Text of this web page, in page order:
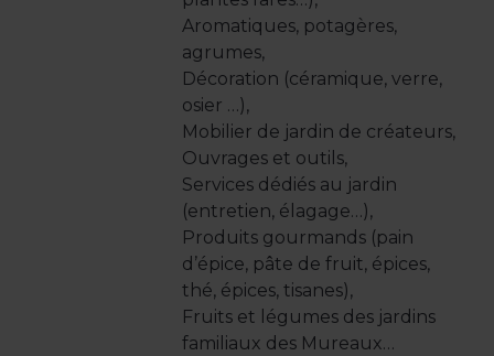
Aromatiques, potagères,
agrumes,
Décoration (céramique, verre,
osier …),
Mobilier de jardin de créateurs,
Ouvrages et outils,
Services dédiés au jardin
(entretien, élagage…),
Produits gourmands (pain
d’épice, pâte de fruit, épices,
thé, épices, tisanes),
Fruits et légumes des jardins
familiaux des Mureaux…